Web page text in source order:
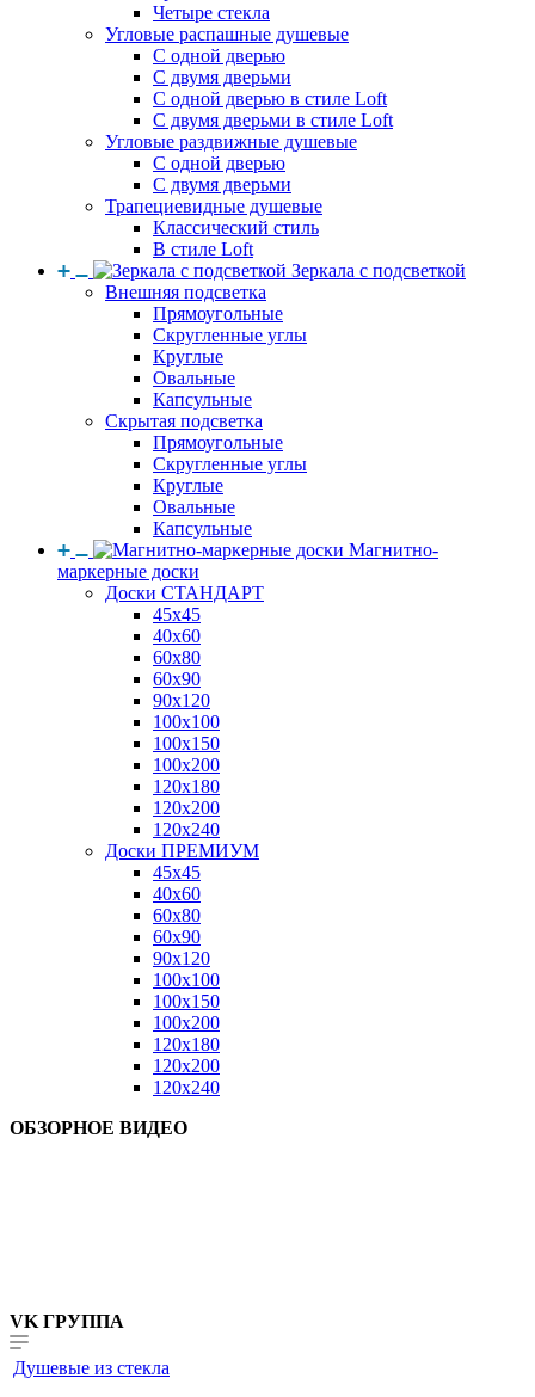
Четыре стекла
Угловые распашные душевые
С одной дверью
С двумя дверьми
С одной дверью в стиле Loft
С двумя дверьми в стиле Loft
Угловые раздвижные душевые
С одной дверью
С двумя дверьми
Трапециевидные душевые
Классический стиль
В стиле Loft
Зеркала с подсветкой
Внешняя подсветка
Прямоугольные
Скругленные углы
Круглые
Овальные
Капсульные
Скрытая подсветка
Прямоугольные
Скругленные углы
Круглые
Овальные
Капсульные
Магнитно-
маркерные доски
Доски СТАНДАРТ
45x45
40x60
60x80
60x90
90x120
100x100
100x150
100x200
120x180
120x200
120x240
Доски ПРЕМИУМ
45x45
40x60
60x80
60x90
90x120
100x100
100x150
100x200
120x180
120x200
120x240
ОБЗОРНОЕ ВИДЕО
VK ГРУППА
Душевые из стекла